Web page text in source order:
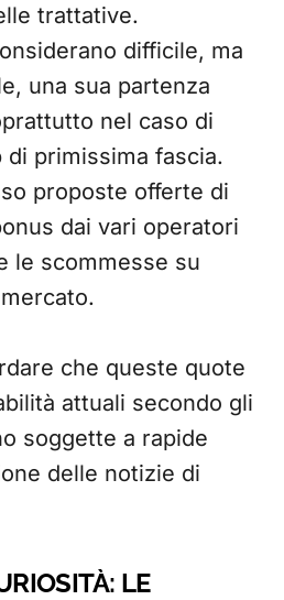
trattative.
difficile, ma
una sua partenza
nel caso di
di primissima fascia.
proposte offerte di
dai vari operatori
le scommesse su
che queste quote
attuali secondo gli
soggette a rapide
delle notizie di
LE